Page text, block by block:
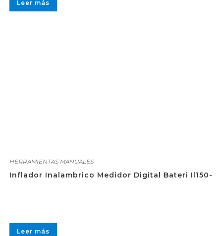
Leer más
HERRAMIENTAS MANUALES
Inflador Inalambrico Medidor Digital Bateri Il150-
Leer más